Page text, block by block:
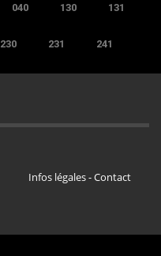
040 130 131
230 231 241
Infos légales - Contact